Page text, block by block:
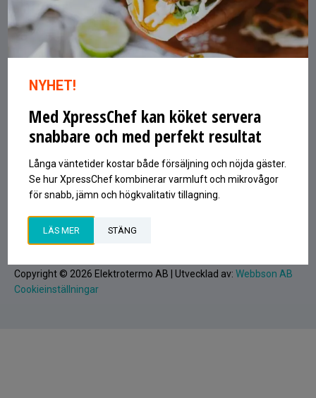
FACEBOOK
INSTAGRAM
Kontakt
ELEKTROTERMO AB
597 53 ÅTVIDABERG
INFO@ELEKTROTERMO.SE
0120-81380
Signa upp på vårt nyhetsbrev
Epost
SIGNA UPP
Copyright © 2026 Elektrotermo AB | Utvecklad av: Webbson AB
Cookieinställningar
NYHET!
Med XpressChef kan köket servera
snabbare och med perfekt resultat
Långa väntetider kostar både försäljning och nöjda gäster.
Se hur XpressChef kombinerar varmluft och mikrovågor
för snabb, jämn och högkvalitativ tillagning.
LÄS MER STÄNG